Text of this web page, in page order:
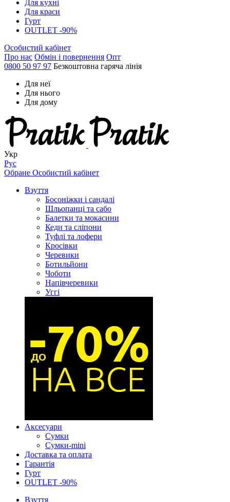
Для кухні
Для краси
Гурт
OUTLET -90%
Особистий кабінет
Про нас Обмін і повернення Опт
0800 50 97 97 Безкоштовна гаряча лінія
Для неї
Для нього
Для дому
Укр
Рус
Обране Особистий кабінет
Взуття
Босоніжки і сандалі
Шльопанці та сабо
Балетки та мокасини
Кеди та сліпони
Туфлі та лофери
Кросівки
Черевики
Ботильйони
Чоботи
Напівчеревики
Уггі
Аксесуари
Сумки
Сумки-mini
Доставка та оплата
Гарантія
Гурт
OUTLET -90%
Взуття